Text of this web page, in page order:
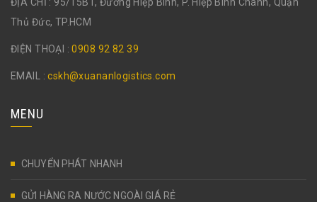
Thủ Đức, TP.HCM
ĐIỆN THOẠI :0908 92 82 39
EMAIL :cskh@xuananlogistics.com
MENU
CHUYỂN PHÁT NHANH
GỬI HÀNG RA NƯỚC NGOÀI GIÁ RẺ